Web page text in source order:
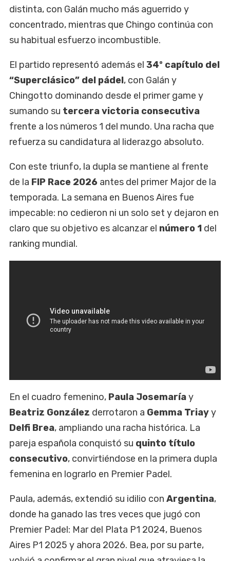
distinta, con Galán mucho más aguerrido y
concentrado, mientras que Chingo continúa con
su habitual esfuerzo incombustible.
El partido representó además el 34º capítulo del
“Superclásico” del pádel, con Galán y
Chingotto dominando desde el primer game y
sumando su tercera victoria consecutiva
frente a los números 1 del mundo. Una racha que
refuerza su candidatura al liderazgo absoluto.
Con este triunfo, la dupla se mantiene al frente
de la FIP Race 2026 antes del primer Major de la
temporada. La semana en Buenos Aires fue
impecable: no cedieron ni un solo set y dejaron en
claro que su objetivo es alcanzar el número 1 del
ranking mundial.
En el cuadro femenino, Paula Josemaríay
Beatriz González derrotaron a Gemma Triayy
Delfi Brea, ampliando una racha histórica. La
pareja española conquistó su quinto título
consecutivo, convirtiéndose en la primera dupla
femenina en lograrlo en Premier Padel.
Paula, además, extendió su idilio con Argentina,
donde ha ganado las tres veces que jugó con
Premier Padel: Mar del Plata P1 2024, Buenos
Aires P1 2025 y ahora 2026. Bea, por su parte,